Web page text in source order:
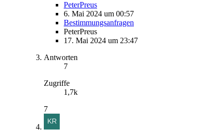
PeterPreus
6. Mai 2024 um 00:57
Bestimmungsanfragen
PeterPreus
17. Mai 2024 um 23:47
Antworten
7
Zugriffe
1,7k
7